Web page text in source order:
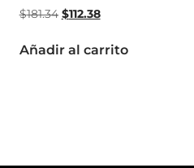
$181.34 $112.38
Añadir al carrito